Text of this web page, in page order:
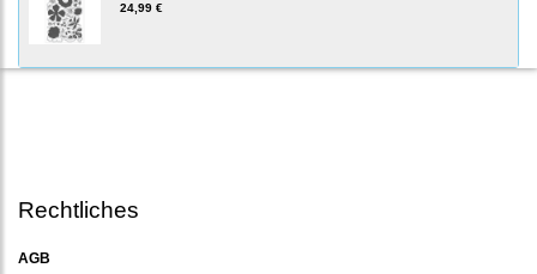
24,99 €
Rechtliches
AGB